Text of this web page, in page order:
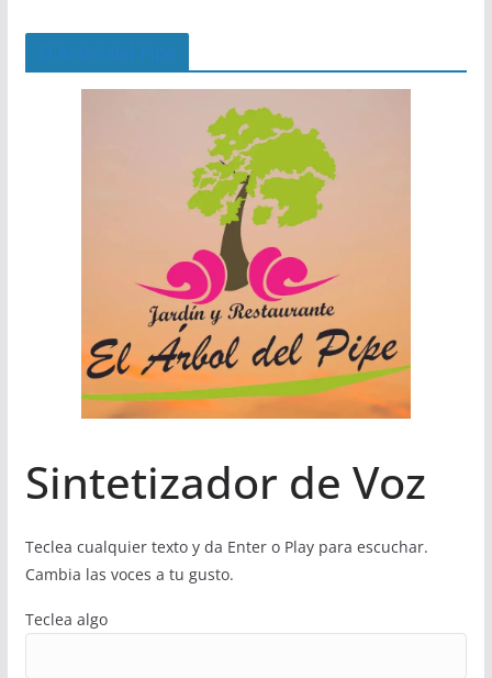
Sintetizador de Voz
Teclea cualquier texto y da Enter o Play para escuchar.
Cambia las voces a tu gusto.
Teclea algo